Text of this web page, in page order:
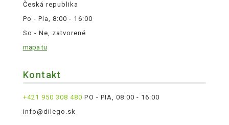
Česká republika
Po - Pia, 8:00 - 16:00
So - Ne, zatvorené
mapa tu
Kontakt
+421 950 308 480 PO - PIA, 08:00 - 16:00
info@dilego.sk